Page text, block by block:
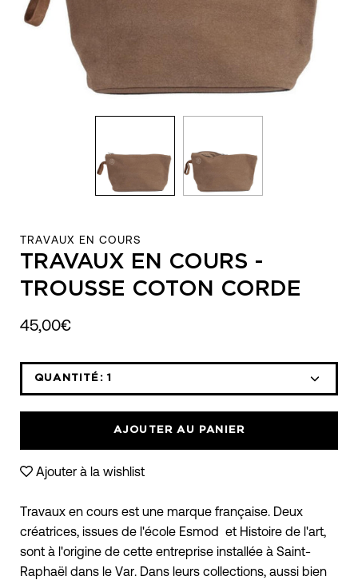
TRAVAUX EN COURS
TRAVAUX EN COURS -
TROUSSE COTON CORDE
45,00€
QUANTITÉ: 1
AJOUTER AU PANIER
Ajouter à la wishlist
Travaux en cours est une marque française. Deux
créatrices, issues de l'école Esmod et Histoire de l'art,
sont à l'origine de cette entreprise installée à Saint-
Raphaël dans le Var. Dans leurs collections, aussi bien